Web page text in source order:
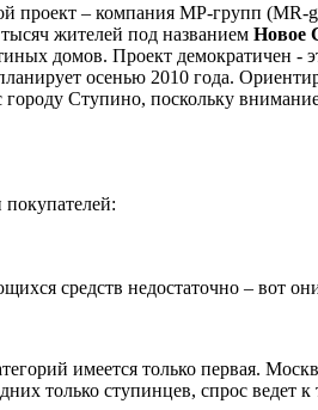
– компания МР-групп (MR-
жителей под названием Новое
домов. Проект демократичен -
осенью 2010 года.
Ступино, поскольку
средств недостаточно – вот
имеется только первая.
только ступинцев, спрос ведет